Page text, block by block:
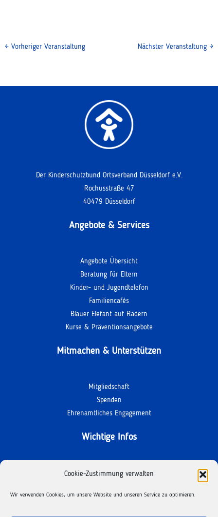
Cookie-Zustimmung verwalten
Wir verwenden Cookies, um unsere Website und unseren Service zu optimieren.
←Vorheriger Veranstaltung Nächster Veranstaltung →
Der Kinderschutzbund Ortsverband Düsseldorf e.V.
Rochusstraße 47
40479 Düsseldorf
Angebote & Services
Angebote Übersicht
Beratung für Eltern
Kinder- und Jugendtelefon
Familiencafés
Blauer Elefant auf Rädern
Kurse & Präventionsangebote
Mitmachen & Unterstützen
Mitgliedschaft
Spenden
Ehrenamtliches Engagement
Wichtige Infos
Kontakt